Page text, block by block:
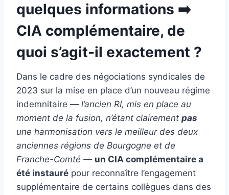
quelques informations ➡️
CIA complémentaire, de
quoi s’agit-il exactement ?
Dans le cadre des négociations syndicales de
2023 sur la mise en place d’un nouveau régime
indemnitaire — l’ancien RI, mis en place au
moment de la fusion, n’étant clairement pas
une harmonisation vers le meilleur des deux
anciennes régions de Bourgogne et de
Franche-Comté — un CIA complémentaire a
été instauré pour reconnaître l’engagement
supplémentaire de certains collègues dans des